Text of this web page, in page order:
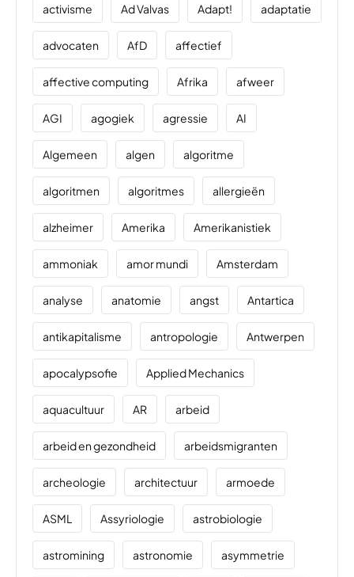
activisme Ad Valvas Adapt! adaptatie
advocaten AfD affectief
affective computing Afrika afweer
AGI agogiek agressie AI
Algemeen algen algoritme
algoritmen algoritmes allergieën
alzheimer Amerika Amerikanistiek
ammoniak amor mundi Amsterdam
analyse anatomie angst Antartica
antikapitalisme antropologie Antwerpen
apocalypsofie Applied Mechanics
aquacultuur AR arbeid
arbeid en gezondheid arbeidsmigranten
archeologie architectuur armoede
ASML Assyriologie astrobiologie
astromining astronomie asymmetrie